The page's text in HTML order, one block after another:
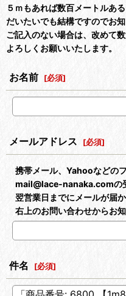
５ｍもあれば数百メートルあ
だいたいでも結構ですのでお
ご記入のない場合は、改めて
よろしくお願いいたします。
お名前 [必須]
メールアドレス [必須]
携帯メール、Yahooなどの
mail@lace-nanaka.comの
翌営業日までにメールが届
右上のお問い合わせからお知
件名 [必須]